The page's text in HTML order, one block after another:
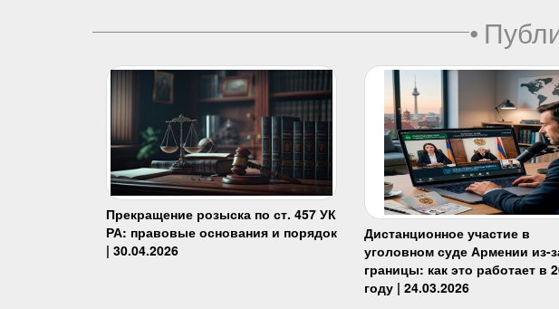
•
Прекращение розыска по ст. 457 УК
РА: правовые основания и порядок
| 30.04.2026
Дистанционное участие в
уголовном суде Армении из-
границы: как это работает в
году | 24.03.2026